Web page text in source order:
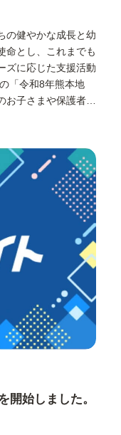
の健やかな成長と幼
命とし、これまでも
ズに応じた支援活動
「令和8年熊本地
子さまや保護者の
。 具体的な支援内
せいたします。 被
旧・復興を心よりお
開始しました。